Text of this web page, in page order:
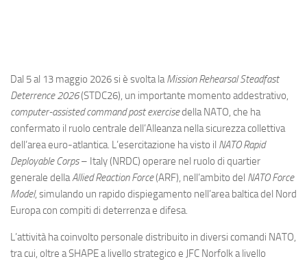
Forze Aeree
Incidenti
Industria
Dal 5 al 13 maggio 2026 si è svolta laMission Rehearsal Steadfast
Deterrence 2026(STDC26), un importante momento addestrativo,
computer-assisted command post exercisedella NATO, che ha
confermato il ruolo centrale dell’Alleanza nella sicurezza collettiva
dell’area euro-atlantica. L’esercitazione ha visto il NATO Rapid
Deployable Corps– Italy (NRDC) operare nel ruolo di quartier
generale dellaAllied Reaction Force(ARF), nell’ambito del NATO Force
Model, simulando un rapido dispiegamento nell’area baltica del Nord
Europa con compiti di deterrenza e difesa.
L’attività ha coinvolto personale distribuito in diversi comandi NATO,
tra cui, oltre a SHAPE a livello strategico e JFC Norfolk a livello